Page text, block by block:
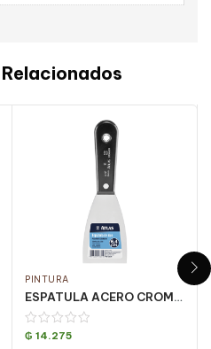
PINTURA
ESPATULA ACERO CROMADO MANGO PLAST 6CM CJ C/12UN
₲ 14.275